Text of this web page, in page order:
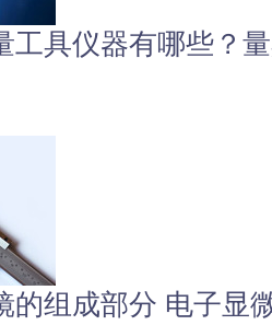
工具仪器有哪些？
的组成部分 电子显